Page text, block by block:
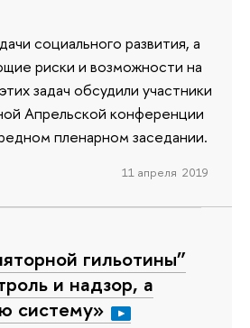
социального развития, а
риски и возможности на
задач обсудили участники
Апрельской конференции
пленарном заседании.
11 апреля 2019
гильотины”
и надзор, а
систему»